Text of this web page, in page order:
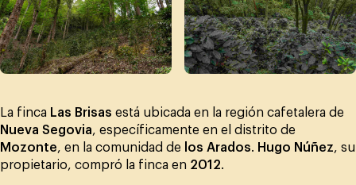
La finca Las Brisas está ubicada en la región cafetalera de
Nueva Segovia, específicamente en el distrito de
Mozonte, en la comunidad de los Arados. Hugo Núñez, su
propietario, compró la finca en 2012.